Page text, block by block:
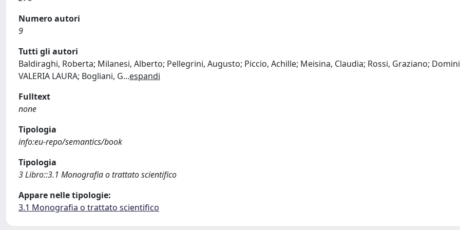
Numero autori
9
Tutti gli autori
Baldiraghi, Roberta; Milanesi, Alberto; Pellegrini, Augusto; Piccio, Achille; Meisina, Claudia; Rossi, Graziano;
VALERIA LAURA; Bogliani, G...espandi
Fulltext
none
Tipologia
info:eu-repo/semantics/book
Tipologia
3 Libro::3.1 Monografia o trattato scientifico
Appare nelle tipologie:
3.1 Monografia o trattato scientifico